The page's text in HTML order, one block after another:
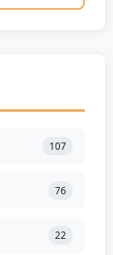
107
76
22